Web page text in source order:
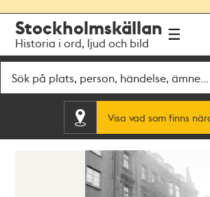
navigationen
huvudinnehållet
Stockholmskällan
Historia i ord, ljud och bild
Visa vad som finns